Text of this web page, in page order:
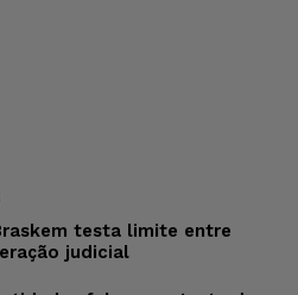
testa limite entre
judicial